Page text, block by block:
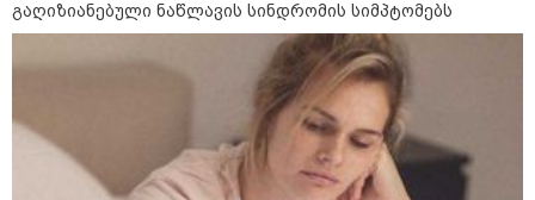
"გონებაში ვალაგებდი, ეს ამბავი
პირველად ვისთვის მეთქვა, ვის
უნდა ჩავექოლე“
გაღიზიანებული ნაწლავის სინდრომის სიმპტომებს